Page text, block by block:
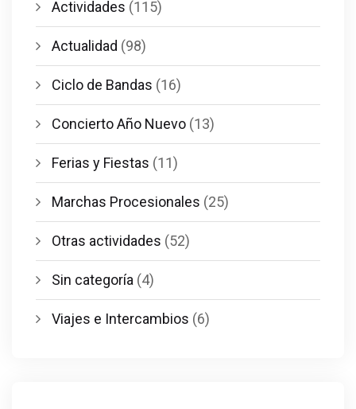
Actividades (115)
Actualidad (98)
Ciclo de Bandas (16)
Concierto Año Nuevo (13)
Ferias y Fiestas (11)
Marchas Procesionales (25)
Otras actividades (52)
Sin categoría (4)
Viajes e Intercambios (6)